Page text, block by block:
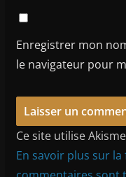
Enregistrer mon
le navigateur pour
Ce site utilise
En savoir plus sur